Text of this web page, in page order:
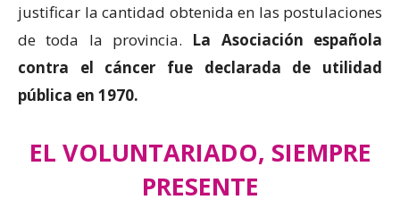
justificar la cantidad obtenida en las postulaciones
de toda la provincia. La Asociación española
contra el cáncer fue declarada de utilidad
pública en 1970.
EL VOLUNTARIADO, SIEMPRE
PRESENTE